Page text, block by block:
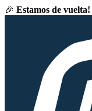
🎉 Estamos de vuelta!